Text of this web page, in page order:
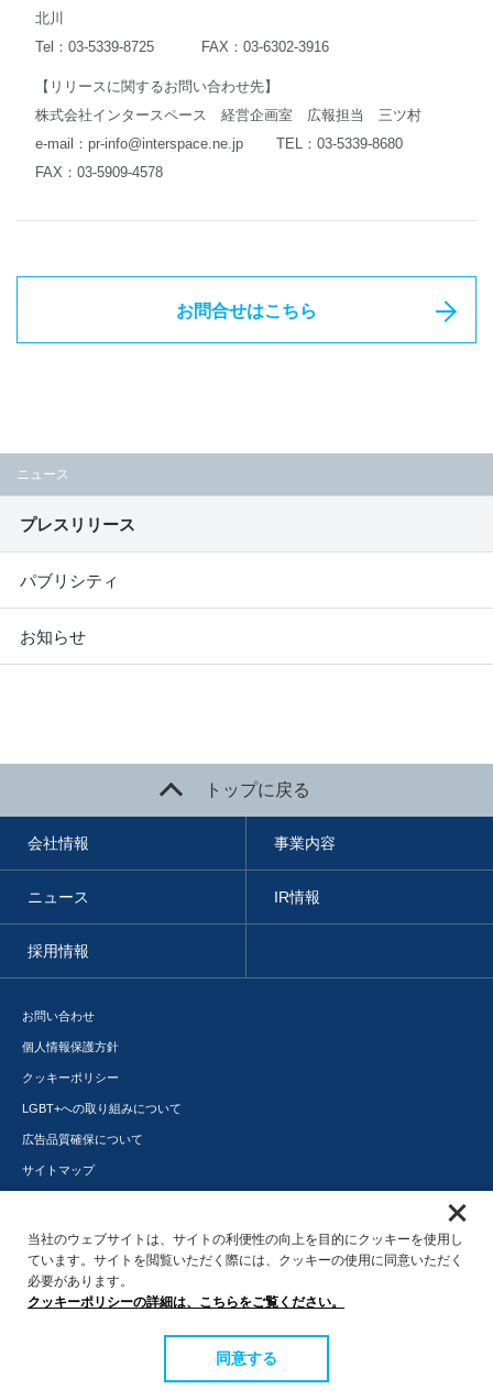
北川
Tel：03-5339-8725 FAX：03-6302-3916
【リリースに関するお問い合わせ先】
株式会社インタースペース 経営企画室 広報担当 三ツ村
e-mail： pr-info@interspace.ne.jpTEL：03-5339-8680
FAX：03-5909-4578
お問合せはこちら
ニュース
プレスリリース
パブリシティ
お知らせ
トップに戻る
会社情報 事業内容
ニュース IR情報
採用情報
お問い合わせ
個人情報保護方針
クッキーポリシー
LGBT+への取り組みについて
広告品質確保について
サイトマップ
サステナビリティ
© 2016 Interspace Co., Ltd.
当社のウェブサイトは、サイトの利便性の向上を目的にクッキーを使用し
ています。サイトを閲覧いただく際には、クッキーの使用に同意いただく
必要があります。
クッキーポリシーの詳細は、こちらをご覧ください。
同意する